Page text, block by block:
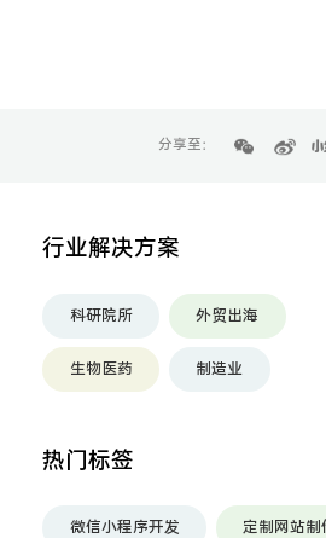
分享至：
行业解决方案
科研院所 外贸出海
生物医药 制造业
热门标签
微信小程序开发 定制网站制